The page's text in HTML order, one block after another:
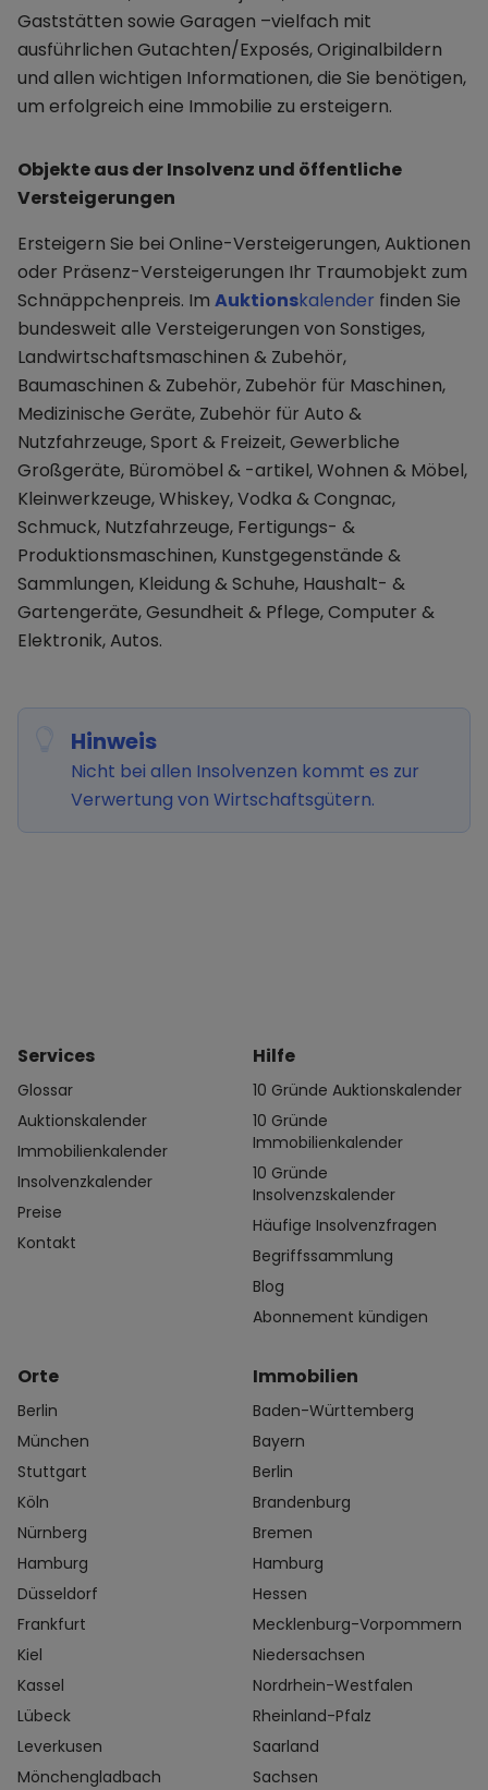
Gaststätten sowie Garagen –vielfach mit
ausführlichen Gutachten/Exposés, Originalbildern
und allen wichtigen Informationen, die Sie benötigen,
um erfolgreich eine Immobilie zu ersteigern.
Objekte aus der Insolvenz und öffentliche
Versteigerungen
Ersteigern Sie bei Online-Versteigerungen, Auktionen
oder Präsenz-Versteigerungen Ihr Traumobjekt zum
Schnäppchenpreis. Im Auktionskalender finden Sie
bundesweit alle Versteigerungen von Sonstiges,
Landwirtschaftsmaschinen & Zubehör,
Baumaschinen & Zubehör, Zubehör für Maschinen,
Medizinische Geräte, Zubehör für Auto &
Nutzfahrzeuge, Sport & Freizeit, Gewerbliche
Großgeräte, Büromöbel & -artikel, Wohnen & Möbel,
Kleinwerkzeuge, Whiskey, Vodka & Congnac,
Schmuck, Nutzfahrzeuge, Fertigungs- &
Produktionsmaschinen, Kunstgegenstände &
Sammlungen, Kleidung & Schuhe, Haushalt- &
Gartengeräte, Gesundheit & Pflege, Computer &
Elektronik, Autos.
Hinweis
Nicht bei allen Insolvenzen kommt es zur
Verwertung von Wirtschaftsgütern.
Services
Glossar
Auktionskalender
Immobilienkalender
Insolvenzkalender
Preise
Kontakt
Hilfe
10 Gründe Auktionskalender
10 Gründe
Immobilienkalender
10 Gründe
Insolvenzskalender
Häufige Insolvenzfragen
Begriffssammlung
Blog
Abonnement kündigen
Orte
Berlin
München
Stuttgart
Köln
Nürnberg
Hamburg
Düsseldorf
Frankfurt
Kiel
Kassel
Lübeck
Leverkusen
Mönchengladbach
Immobilien
Baden-Württemberg
Bayern
Berlin
Brandenburg
Bremen
Hamburg
Hessen
Mecklenburg-Vorpommern
Niedersachsen
Nordrhein-Westfalen
Rheinland-Pfalz
Saarland
Sachsen